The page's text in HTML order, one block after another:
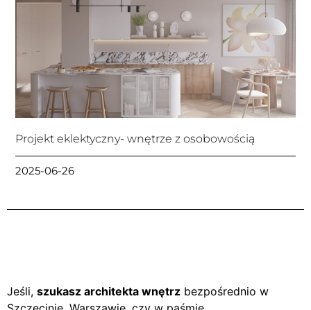
Projekt eklektyczny- wnętrze z osobowością
2025-06-26
Jeśli, szukasz architekta wnętrz bezpośrednio w